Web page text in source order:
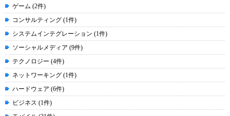
ゲーム (2件)
コンサルティング (1件)
システムインテグレーション (1件)
ソーシャルメディア (9件)
テクノロジー (4件)
ネットワーキング (1件)
ハードウェア (6件)
ビジネス (1件)